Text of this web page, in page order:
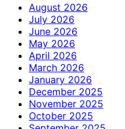
August 2026
July 2026
June 2026
May 2026
April 2026
March 2026
January 2026
December 2025
November 2025
October 2025